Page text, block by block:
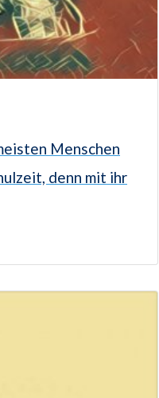
Menschen
denn mit ihr